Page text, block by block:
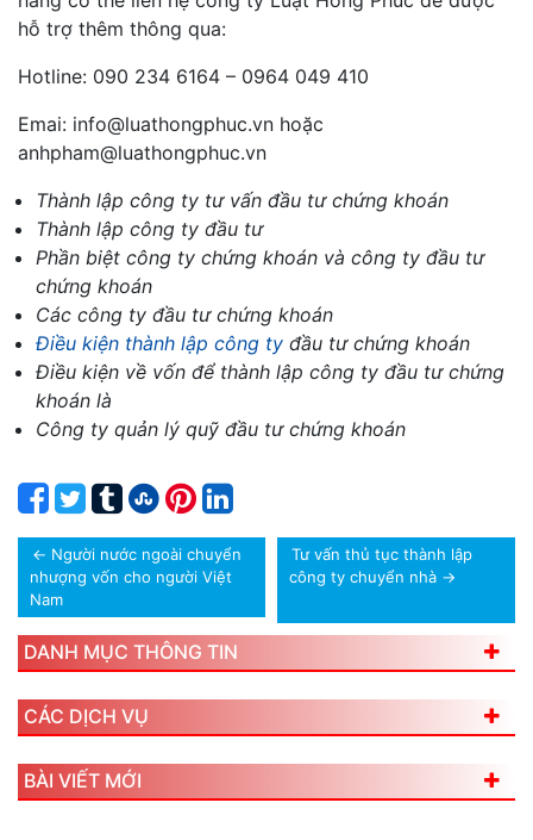
hỗ trợ thêm thông qua:
Hotline: 090 234 6164 – 0964 049 410
Emai: info@luathongphuc.vn hoặc
anhpham@luathongphuc.vn
Thành lập công ty tư vấn đầu tư chứng khoán
Thành lập công ty đầu tư
Phần biệt công ty chứng khoán và công ty đầu tư
chứng khoán
Các công ty đầu tư chứng khoán
Điều kiện thành lập công ty đầu tư chứng khoán
Điều kiện về vốn để thành lập công ty đầu tư chứng
khoán là
Công ty quản lý quỹ đầu tư chứng khoán
← Người nước ngoài chuyển
nhượng vốn cho người Việt
Nam
Tư vấn thủ tục thành lập
công ty chuyển nhà →
DANH MỤC THÔNG TIN
CÁC DỊCH VỤ
BÀI VIẾT MỚI